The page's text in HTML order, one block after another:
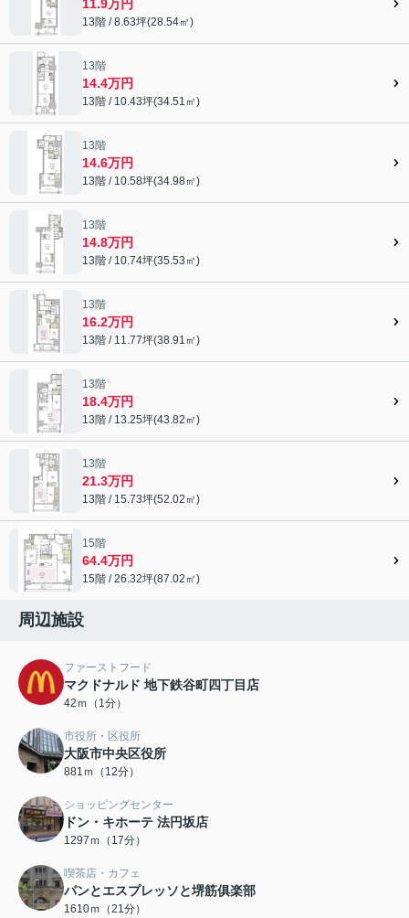
11.9万円
13階 / 8.63坪(28.54㎡)
13階
14.4万円
13階 / 10.43坪(34.51㎡)
13階
14.6万円
13階 / 10.58坪(34.98㎡)
13階
14.8万円
13階 / 10.74坪(35.53㎡)
13階
16.2万円
13階 / 11.77坪(38.91㎡)
13階
18.4万円
13階 / 13.25坪(43.82㎡)
13階
21.3万円
13階 / 15.73坪(52.02㎡)
15階
64.4万円
15階 / 26.32坪(87.02㎡)
周辺施設
ファーストフード
マクドナルド 地下鉄谷町四丁目店
42ｍ（1分）
市役所・区役所
大阪市中央区役所
881ｍ（12分）
ショッピングセンター
ドン・キホーテ 法円坂店
1297ｍ（17分）
喫茶店・カフェ
パンとエスプレッソと堺筋俱楽部
1610ｍ（21分）